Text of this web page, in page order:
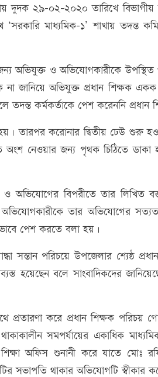
দুদক ২৯-০২-২০২০ তারিখে বিভাগীয়
‘সরকারি মাধ্যমিক-১’ শাখায় তদন্ত
ও অভিযোগকারীকে উপস্থিত
জানিয়ে অভিযুক্ত প্রধান শিক্ষক
কর্মকর্তাকে পেশ করেননি প্রধান
তারপর করোনার দ্বিতীয় ঢেউ শুরু
নেওয়ার জন্য পৃথক চিঠিতে ডাকা
অভিযোগের বিপরীতে তার লিখিত
তার অভিযোগের
পেশ করতে বলা হয়।
পরিচয়ে উপজেলার শ্যেষ্ঠ
হয়েছেন বলে সাংবাদিকদের
প্রতারণা করে প্রধান শিক্ষক পরিচয়
সমপর্যায়ের একাধিক
অফিস শুনানী করে যাতে মোঃ
সভাপতি থাকার অভিযোগটি স্বীকার